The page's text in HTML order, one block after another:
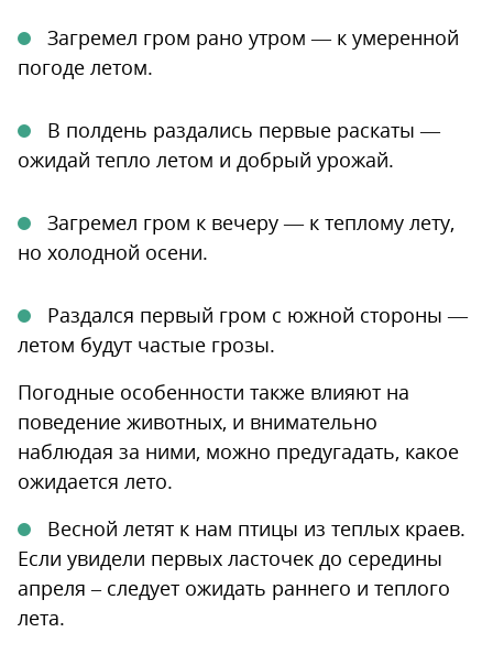
Загремел гром рано утром — к умеренной
погоде летом.
В полдень раздались первые раскаты —
ожидай тепло летом и добрый урожай.
Загремел гром к вечеру — к теплому лету,
но холодной осени.
Раздался первый гром с южной стороны —
летом будут частые грозы.
Погодные особенности также влияют на
поведение животных, и внимательно
наблюдая за ними, можно предугадать, какое
ожидается лето.
Весной летят к нам птицы из теплых краев.
Если увидели первых ласточек до середины
апреля – следует ожидать раннего и теплого
лета.